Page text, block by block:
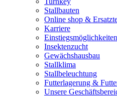
Stallbauten
Online shop &
Karriere
Einstiegsmöglichkeiten
Insektenzucht
Gewächshausbau
Stallklima
Stallbeleuchtung
Futterlagerung &
Unsere